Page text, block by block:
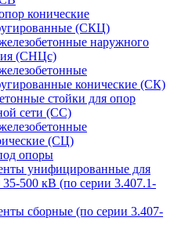
конические
(СКЦ)
наружного
(СНЦс)
конические (СК)
стойки для опор
сети (СС)
(СЦ)
опоры
унифицированные для
500 кВ (по серии 3.407.1-
сборные (по серии 3.407-